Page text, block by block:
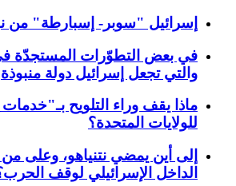
إسرائيل "سوبر- إسبارطة" من
في بعض التطوّرات المستجدّة
والتي تجعل إسرائيل دولة منبوذة
ماذا يقف وراء التلويح بـ"خدمات
للولايات المتحدة؟
إلى أين يمضي نتنياهو، وعلى
الداخل الإسرائيلي لوقف